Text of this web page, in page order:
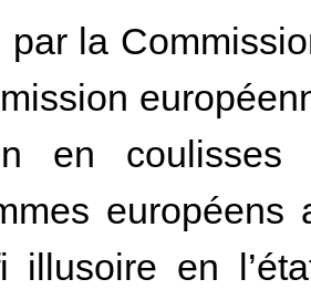
par la
en
illusoire en